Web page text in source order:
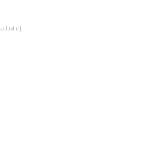
إعلانات